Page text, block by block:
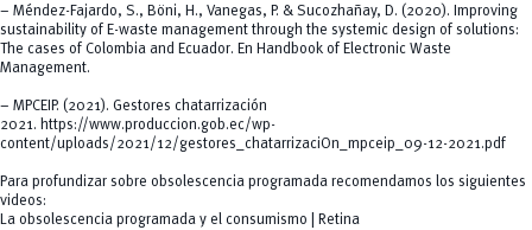
– Méndez-Fajardo, S., Böni, H., Vanegas, P. & Sucozhañay, D. (2020). Improving
sustainability of E-waste management through the systemic design of solutions:
The cases of Colombia and Ecuador. En Handbook of Electronic Waste
Management.
– MPCEIP. (2021). Gestores chatarrización
2021. https://www.produccion.gob.ec/wp-
content/uploads/2021/12/gestores_chatarrizaciOn_mpceip_09-12-2021.pdf
Para profundizar sobre obsolescencia programada recomendamos los siguientes
videos:
La obsolescencia programada y el consumismo | Retina